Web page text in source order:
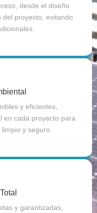
desde el diseño
del proyecto, evitando
y eficientes,
en cada proyecto para
y seguro.
y garantizadas,